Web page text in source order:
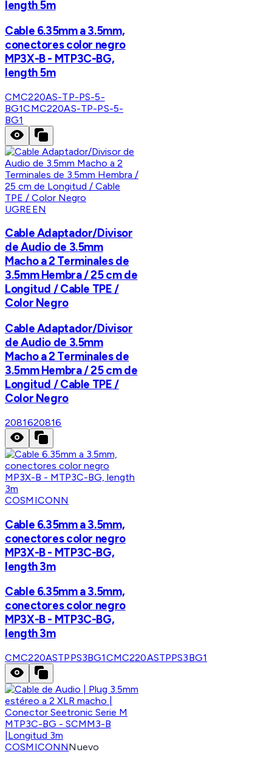
length 5m
Cable 6.35mm a 3.5mm,
conectores color negro
MP3X-B - MTP3C-BG,
length 5m
CMC220AS-TP-PS-5-
BG1CMC220AS-TP-PS-5-
BG1
UGREEN
Cable Adaptador/Divisor
de Audio de 3.5mm
Macho a 2 Terminales de
3.5mm Hembra / 25 cm de
Longitud / Cable TPE /
Color Negro
Cable Adaptador/Divisor
de Audio de 3.5mm
Macho a 2 Terminales de
3.5mm Hembra / 25 cm de
Longitud / Cable TPE /
Color Negro
2081620816
COSMICONN
Cable 6.35mm a 3.5mm,
conectores color negro
MP3X-B - MTP3C-BG,
length 3m
Cable 6.35mm a 3.5mm,
conectores color negro
MP3X-B - MTP3C-BG,
length 3m
CMC220ASTPPS3BG1CMC220ASTPPS3BG1
COSMICONNNuevo